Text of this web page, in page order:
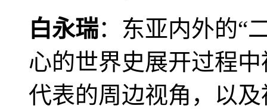
白永瑞：东亚内外的“
心的世界史展开过程
代表的周边视角，以